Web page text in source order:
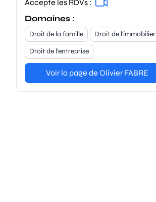
Accepte les RDVs :
Domaines :
Droit de la famille
Droit de l'immobilier
Droit de l'entreprise
Voir la page de Olivier FABRE